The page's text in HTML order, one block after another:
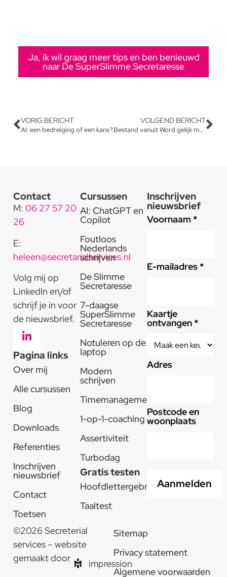
Ja, ik wil graag meer tips en ben benieuwd
naar De SuperSlimme Secretaresse
VORIG BERICHT
AI: een bedreiging of een kans?
VOLGEND BERICHT
Bestand vanuit Word gelijk mailen als PDF
Contact
M: 06 27 57 20
26
E:
heleen@secretarialservices.nl
Volg mij op
LinkedIn en/of
schrijf je in voor
de nieuwsbrief.
Pagina links
Over mij
Alle cursussen
Blog
Downloads
Referenties
Inschrijven
nieuwsbrief
Contact
Toetsen
Cursussen
AI: ChatGPT en
Copilot
Foutloos
Nederlands
schrijven
De Slimme
Secretaresse
7-daagse
SuperSlimme
Secretaresse
Notuleren op de
laptop
Modern
schrijven
Timemanagement
1-op-1-coaching
Assertiviteit
Turbodag
Gratis testen
Hoofdlettergebruik
Taaltest
Inschrijven
nieuwsbrief
Voornaam *
E-mailadres *
Kaartje
ontvangen *
Adres
Postcode en
woonplaats
©2026 Secreterial
services – website
gemaakt door
impression
Sitemap
Privacy statement
Algemene voorwaarden